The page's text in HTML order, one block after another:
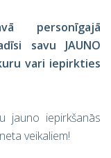
personīgajā
savu JAUNO
kuru vari iepirkties
jauno iepirkšanās
veikaliem!